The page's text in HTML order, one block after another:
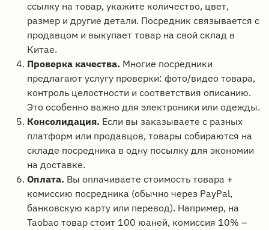
ссылку на товар, укажите количество, цвет,
размер и другие детали. Посредник связывается с
продавцом и выкупает товар на свой склад в
Китае.
Проверка качества. Многие посредники
предлагают услугу проверки: фото/видео товара,
контроль целостности и соответствия описанию.
Это особенно важно для электроники или одежды.
Консолидация. Если вы заказываете с разных
платформ или продавцов, товары собираются на
складе посредника в одну посылку для экономии
на доставке.
Оплата. Вы оплачиваете стоимость товара +
комиссию посредника (обычно через PayPal,
банковскую карту или перевод). Например, на
Taobao товар стоит 100 юаней, комиссия 10% –